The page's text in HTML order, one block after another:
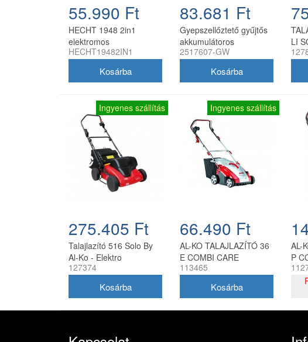
55.990 Ft
HECHT 1948 2in1
elektromos
gyepszellőztető 2000 W,
HECHT19482IN1
83.681 Ft
Gyepszellőztető gyűjtős
akkumulátoros
Greenworks GD40SC36
2517607-GW
LI
Ingyenes szállítás
275.405 Ft
Talajlazító 516 Solo By
Al-Ko - Elektro
127374
Ingyenes szállítás
66.490 Ft
AL-KO TALAJLAZÍTÓ 36
E COMBI CARE
COMFORT
113465
AL-
P